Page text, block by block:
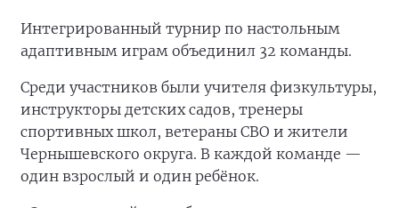
Интегрированный турнир по настольным
адаптивным играм объединил 32 команды.
Среди участников были учителя физкультуры,
инструкторы детских садов, тренеры
спортивных школ, ветераны СВО и жители
Чернышевского округа. В каждой команде —
один взрослый и один ребёнок.